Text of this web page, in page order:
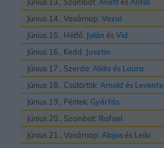
Június 14., Vasárnap: Vazul
Június 15., Hétfő: Jolán ésVid
Június 16., Kedd: Jusztin
Június 17., Szerda: Alida és Laura
Június 18., Csütörtök: Arnold és Levente
Június 19., Péntek: Gyárfás
Június 20., Szombat: Rafael
Június 21., Vasárnap: Alajos és Leila